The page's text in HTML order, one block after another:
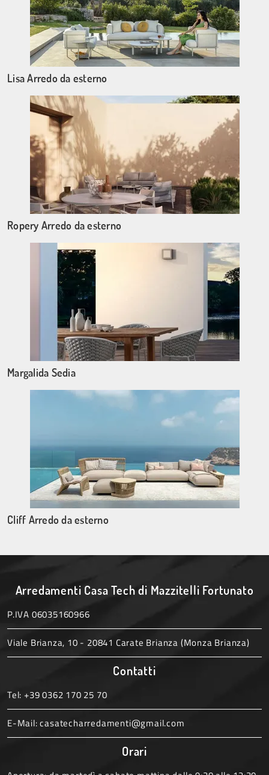
Lisa Arredo da esterno
Ropery Arredo da esterno
Margalida Sedia
Cliff Arredo da esterno
Arredamenti Casa Tech di Mazzitelli Fortunato
P.IVA 06035160966
Viale Brianza, 10 - 20841 Carate Brianza (Monza Brianza)
Contatti
Tel: +39 0362 170 25 70
E-Mail:casatecharredamenti@gmail.com
Orari